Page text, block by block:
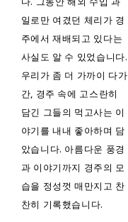
일로만 여겼던 체리가 경
주에서 재배되고 있다는
사실도 알 수 있었습니다.
우리가 좀 더 가까이 다가
간, 경주 속에 고스란히
담긴 그들의 먹고사는 이
야기를 내내 좋아하며 담
았습니다. 아름다운 풍경
과 이야기까지 경주의 모
습을 정성껏 매만지고 찬
찬히 기록했습니다.